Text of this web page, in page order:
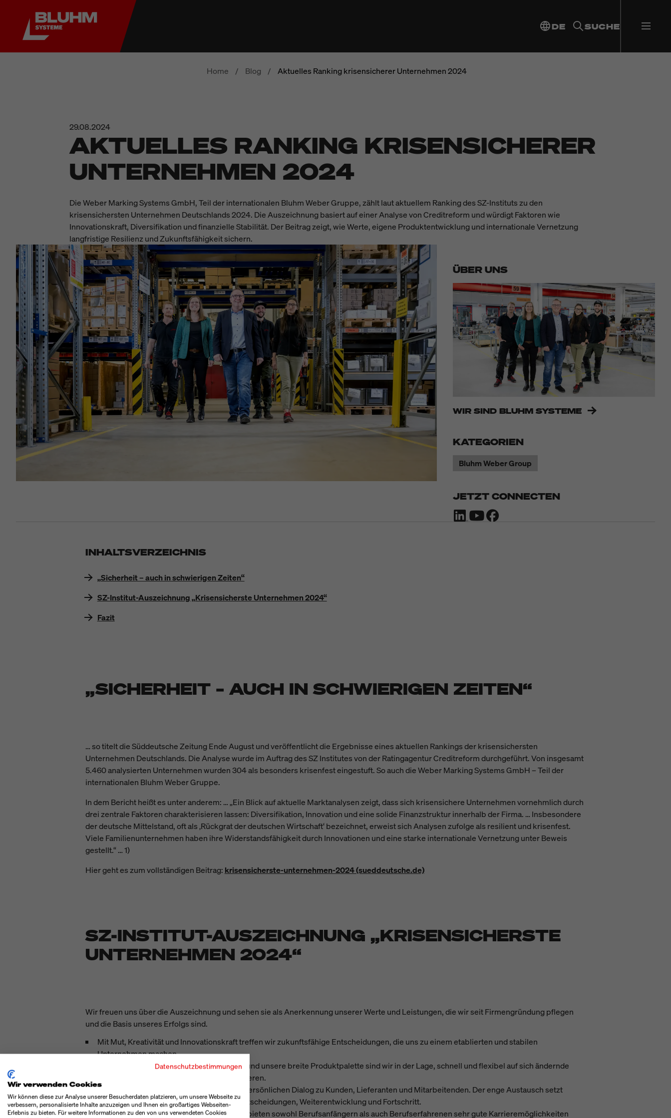
DE SUCHE
Home / Blog / Aktuelles Ranking krisensicherer Unternehmen 2024
29.08.2024
AKTUELLES RANKING KRISENSICHERER
UNTERNEHMEN 2024
Die Weber Marking Systems GmbH, Teil der internationalen Bluhm Weber Gruppe, zählt laut aktuellem Ranking des SZ-Instituts zu den
krisensichersten Unternehmen Deutschlands 2024. Die Auszeichnung basiert auf einer Analyse von Creditreform und würdigt Faktoren wie
Innovationskraft, Diversifikation und finanzielle Stabilität. Der Beitrag zeigt, wie Werte, eigene Produktentwicklung und internationale Vernetzung
langfristige Resilienz und Zukunftsfähigkeit sichern.
ÜBER UNS
WIR SIND BLUHM SYSTEME
KATEGORIEN
Bluhm Weber Group
JETZT CONNECTEN
INHALTSVERZEICHNIS
„Sicherheit – auch in schwierigen Zeiten“
SZ-Institut-Auszeichnung „Krisensicherste Unternehmen 2024“
Fazit
„SICHERHEIT – AUCH IN SCHWIERIGEN ZEITEN“
… so titelt die Süddeutsche Zeitung Ende August und veröffentlicht die Ergebnisse eines aktuellen Rankings der krisensichersten
Unternehmen Deutschlands. Die Analyse wurde im Auftrag des SZ Institutes von der Ratingagentur Creditreform durchgeführt. Von insgesamt
5.460 analysierten Unternehmen wurden 304 als besonders krisenfest eingestuft. So auch die Weber Marking Systems GmbH – Teil der
internationalen Bluhm Weber Gruppe.
In dem Bericht heißt es unter anderem: … „Ein Blick auf aktuelle Marktanalysen zeigt, dass sich krisensichere Unternehmen vornehmlich durch
drei zentrale Faktoren charakterisieren lassen: Diversifikation, Innovation und eine solide Finanzstruktur innerhalb der Firma. … Insbesondere
der deutsche Mittelstand, oft als ‚Rückgrat der deutschen Wirtschaft‘ bezeichnet, erweist sich Analysen zufolge als resilient und krisenfest.
Viele Familienunternehmen haben ihre Widerstandsfähigkeit durch Innovationen und eine starke internationale Vernetzung unter Beweis
gestellt.“ … 1)
Hier geht es zum vollständigen Beitrag: krisensicherste-unternehmen-2024 (sueddeutsche.de)
SZ-INSTITUT-AUSZEICHNUNG „KRISENSICHERSTE
UNTERNEHMEN 2024“
Wir freuen uns über die Auszeichnung und sehen sie als Anerkennung unserer Werte und Leistungen, die wir seit Firmengründung pflegen
und die Basis unseres Erfolgs sind.
Mit Mut, Kreativität und Innovationskraft treffen wir zukunftsfähige Entscheidungen, die uns zu einem etablierten und stabilen
Unternehmen machen.
Durch unsere eigene Produktentwicklung und unsere breite Produktpalette sind wir in der Lage, schnell und flexibel auf sich ändernde
Markt- und Kundenanforderungen zu reagieren.
Wir legen großen Wert auf einen offenen, persönlichen Dialog zu Kunden, Lieferanten und Mitarbeitenden. Der enge Austausch setzt
wertvolle Impulse für vorausschauende Entscheidungen, Weiterentwicklung und Fortschritt.
Wir bilden Fachkräfte von morgen aus und bieten sowohl Berufsanfängern als auch Berufserfahrenen sehr gute Karrieremöglichkeiten
Datenschutzbestimmungen
Wir verwenden Cookies
Wir können diese zur Analyse unserer Besucherdaten platzieren, um unsere Webseite zu
verbessern, personalisierte Inhalte anzuzeigen und Ihnen ein großartiges Webseiten-
Erlebnis zu bieten. Für weitere Informationen zu den von uns verwendeten Cookies